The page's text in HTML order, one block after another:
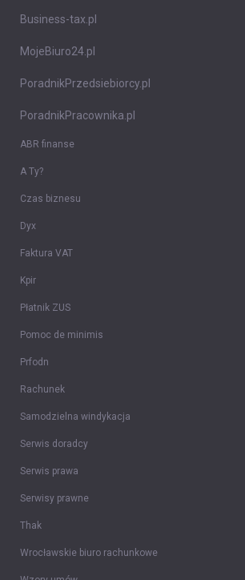
Business-tax.pl
MojeBiuro24.pl
PoradnikPrzedsiebiorcy.pl
PoradnikPracownika.pl
ABR finanse
A Ty?
Czas biznesu
Dyx
Faktura VAT
Kpir
Płatnik ZUS
Pomoc de minimis
Prfodn
Rachunek
Samodzielna windykacja
Serwis doradcy
Serwis prawa
Serwisy prawne
Thak
Wrocławskie biuro rachunkowe